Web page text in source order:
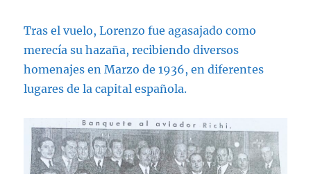
Tras el vuelo, Lorenzo fue agasajado como
merecía su hazaña, recibiendo diversos
homenajes en Marzo de 1936, en diferentes
lugares de la capital española.